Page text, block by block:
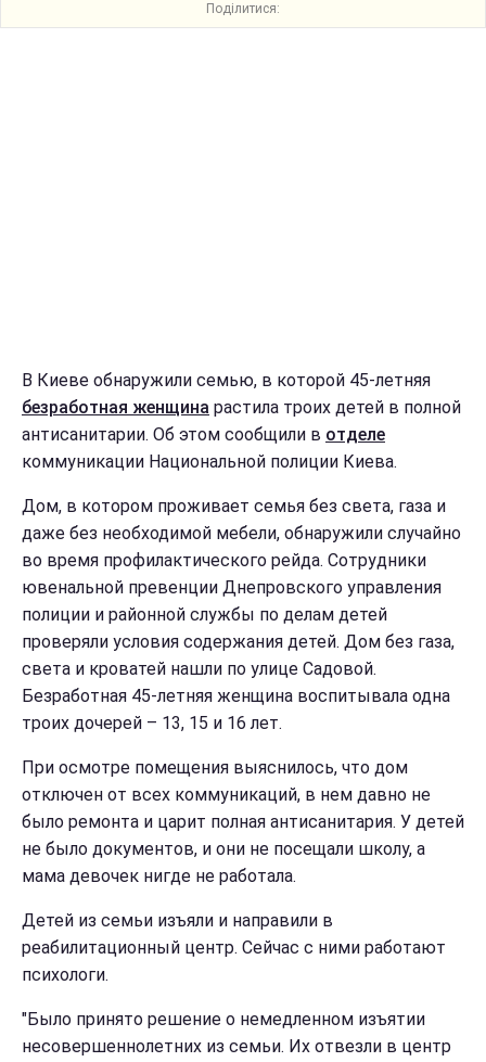
Поділитися:
В Киеве обнаружили семью, в которой 45-летняя
безработная женщина растила троих детей в полной
антисанитарии. Об этом сообщили в отделе
коммуникации Национальной полиции Киева.
Дом, в котором проживает семья без света, газа и
даже без необходимой мебели, обнаружили случайно
во время профилактического рейда. Сотрудники
ювенальной превенции Днепровского управления
полиции и районной службы по делам детей
проверяли условия содержания детей. Дом без газа,
света и кроватей нашли по улице Садовой.
Безработная 45-летняя женщина воспитывала одна
троих дочерей – 13, 15 и 16 лет.
При осмотре помещения выяснилось, что дом
отключен от всех коммуникаций, в нем давно не
было ремонта и царит полная антисанитария. У детей
не было документов, и они не посещали школу, а
мама девочек нигде не работала.
Детей из семьи изъяли и направили в
реабилитационный центр. Сейчас с ними работают
психологи.
"Было принято решение о немедленном изъятии
несовершеннолетних из семьи. Их отвезли в центр